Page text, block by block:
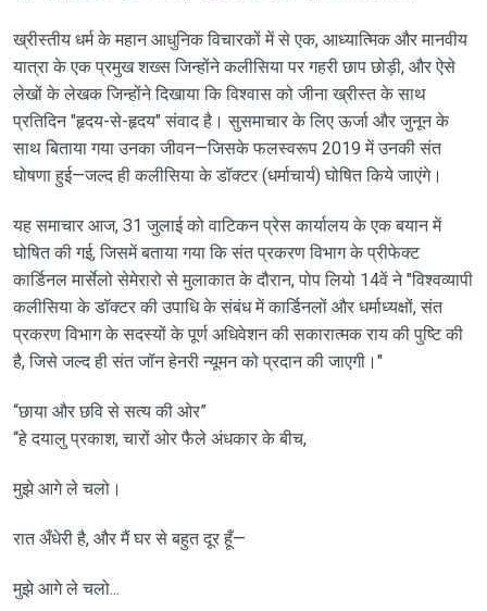
ख्रीस्तीय धर्म के महान आधुनिक विचारकों में से एक, आध्यात्मिक और मानवीय
यात्रा के एक प्रमुख शख्स जिन्होंने कलीसिया पर गहरी छाप छोड़ी, और ऐसे
लेखों के लेखक जिन्होंने दिखाया कि विश्वास को जीना ख्रीस्त के साथ
प्रतिदिन "हृदय-से-हृदय" संवाद है। सुसमाचार के लिए ऊर्जा और जुनून के
साथ बिताया गया उनका जीवन—जिसके फलस्वरूप 2019 में उनकी संत
घोषणा हुई—जल्द ही कलीसिया के डॉक्टर (धर्माचार्य) घोषित किये जाएंगे।
यह समाचार आज, 31 जुलाई को वाटिकन प्रेस कार्यालय के एक बयान में
घोषित की गई, जिसमें बताया गया कि संत प्रकरण विभाग के प्रीफेक्ट
कार्डिनल मार्सेलो सेमेरारो से मुलाकात के दौरान, पोप लियो 14वें ने "विश्वव्यापी
कलीसिया के डॉक्टर की उपाधि के संबंध में कार्डिनलों और धर्माध्यक्षों, संत
प्रकरण विभाग के सदस्यों के पूर्ण अधिवेशन की सकारात्मक राय की पुष्टि की
है, जिसे जल्द ही संत जॉन हेनरी न्यूमन को प्रदान की जाएगी।"
“छाया और छवि से सत्य की ओर”
“हे दयालु प्रकाश, चारों ओर फैले अंधकार के बीच,
मुझे आगे ले चलो।
रात अँधेरी है, और मैं घर से बहुत दूर हूँ—
मुझे आगे ले चलो...